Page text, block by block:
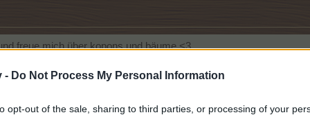
- Do Not Process My Personal Information
opt-out of the sale, sharing to third parties, or processing of your
freue mich über kopons und bäume <3